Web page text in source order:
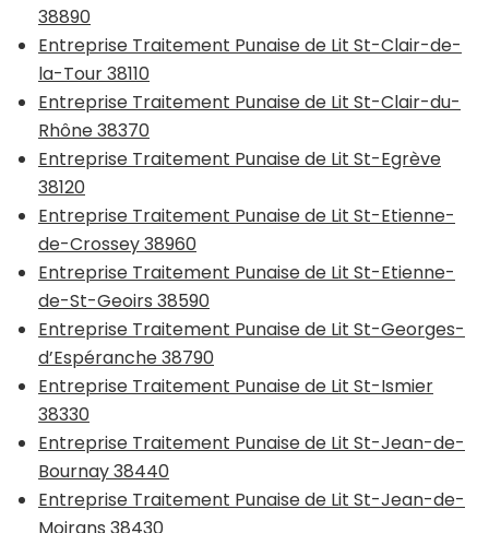
38890
Entreprise Traitement Punaise de Lit St-Clair-de-
la-Tour 38110
Entreprise Traitement Punaise de Lit St-Clair-du-
Rhône 38370
Entreprise Traitement Punaise de Lit St-Egrève
38120
Entreprise Traitement Punaise de Lit St-Etienne-
de-Crossey 38960
Entreprise Traitement Punaise de Lit St-Etienne-
de-St-Geoirs 38590
Entreprise Traitement Punaise de Lit St-Georges-
d’Espéranche 38790
Entreprise Traitement Punaise de Lit St-Ismier
38330
Entreprise Traitement Punaise de Lit St-Jean-de-
Bournay 38440
Entreprise Traitement Punaise de Lit St-Jean-de-
Moirans 38430